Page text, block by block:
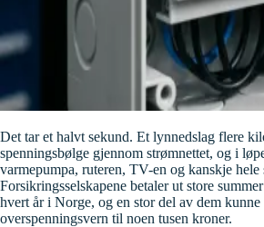
Det tar et halvt sekund. Et lynnedslag flere
spenningsbølge gjennom strømnettet, og i
varmepumpa, ruteren, TV-en og kanskje hele
Forsikringsselskapene betaler ut store
hvert år i Norge, og en stor del av dem
overspenningsvern til noen tusen kroner.